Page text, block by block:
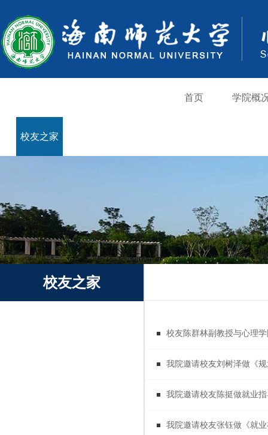
首页 学院概
校友之家
校友之家
校友陈群林副教授与心理
我院邀请校友刘树泽做《
我院邀请校友陈挺做就业
我院邀请校友张钰做《就